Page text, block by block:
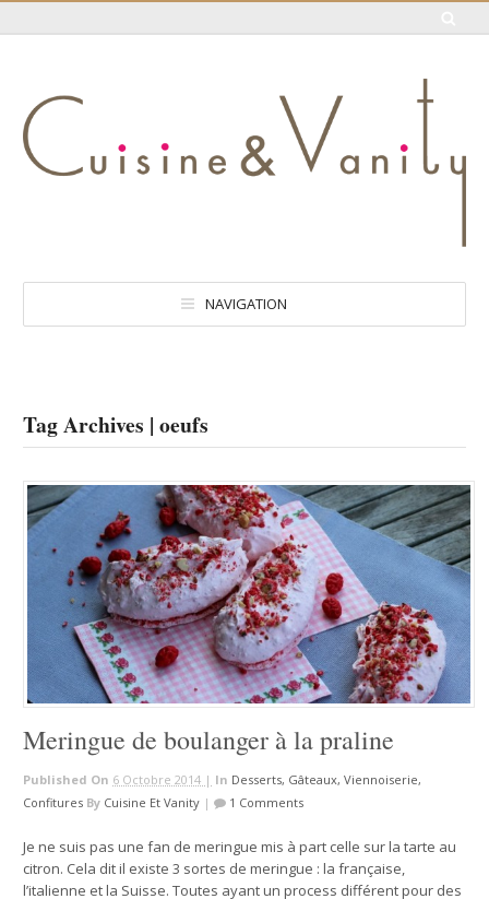
NAVIGATION
Tag Archives | oeufs
Meringue de boulanger à la praline
Published On 6 Octobre 2014 | In Desserts, Gâteaux, Viennoiserie,
Confitures By Cuisine Et Vanity | 1 Comments
Je ne suis pas une fan de meringue mis à part celle sur la tarte au
citron. Cela dit il existe 3 sortes de meringue : la française,
l’italienne et la Suisse. Toutes ayant un process différent pour des